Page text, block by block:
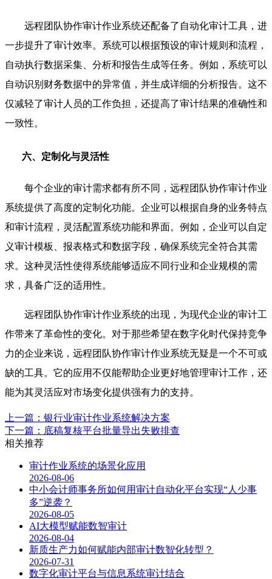
远程团队协作审计作业系统还配备了自动化审计工具，进
一步提升了审计效率。系统可以根据预设的审计规则和流程，
自动执行数据采集、分析和报告生成等任务。例如，系统可以
自动识别财务数据中的异常值，并生成详细的分析报告。这不
仅减轻了审计人员的工作负担，还提高了审计结果的准确性和
一致性。
六、定制化与灵活性
每个企业的审计需求都有所不同，远程团队协作审计作业
系统提供了高度的定制化功能。企业可以根据自身的业务特点
和审计流程，灵活配置系统功能和界面。例如，企业可以自定
义审计模板、报表格式和数据字段，确保系统完全符合其需
求。这种灵活性使得系统能够适应不同行业和企业规模的需
求，具备广泛的适用性。
远程团队协作审计作业系统的出现，为现代企业的审计工
作带来了革命性的变化。对于那些希望在数字化时代保持竞争
力的企业来说，远程团队协作审计作业系统无疑是一个不可或
缺的工具。它的应用不仅能帮助企业更好地管理审计工作，还
能为其灵活应对市场变化提供强有力的支持。
上一篇：银行业审计作业系统解决方案
下一篇：底稿复核平台批量导出失败排查
相关推荐
审计作业系统的场景化应用
2026-08-06
中小会计师事务所如何用审计自动化平台实现“人少事
多”逆袭？
2026-08-05
AI大模型赋能数智审计
2026-08-04
新质生产力如何赋能内部审计数智化转型？
2026-07-31
数字化审计平台与信息系统审计结合